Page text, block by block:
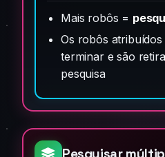
Mais robôs =
Os robôs atribuídos
terminar e são
pesquisa